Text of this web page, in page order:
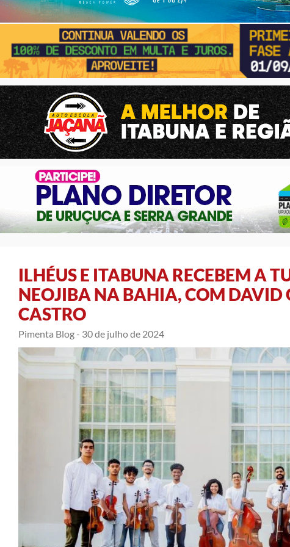
ILHÉUS E ITABUNA RECEBEM A
NEOJIBA NA BAHIA, COM DAVID
CASTRO
Pimenta Blog - 30 de julho de 2024